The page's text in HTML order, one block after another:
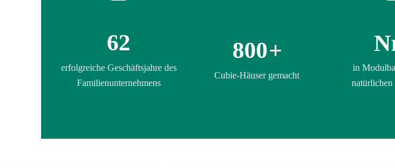
62
erfolgreiche Geschäftsjahre des
Familienunternehmens
800+
Cubie-Häuser gemacht
in